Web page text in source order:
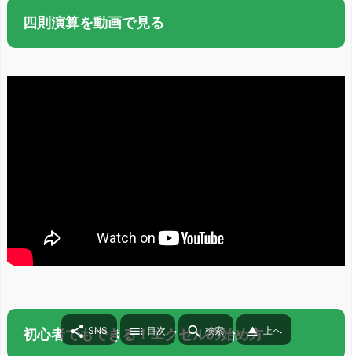
四則演算を動画で見る
初心者でもできる！エクセルの始め方
 SNS  目次  検索  上へ